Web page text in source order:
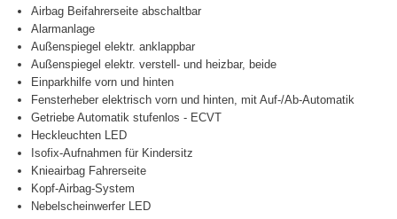
Airbag Beifahrerseite abschaltbar
Alarmanlage
Außenspiegel elektr. anklappbar
Außenspiegel elektr. verstell- und heizbar, beide
Einparkhilfe vorn und hinten
Fensterheber elektrisch vorn und hinten, mit Auf-/Ab-Automatik
Getriebe Automatik stufenlos - ECVT
Heckleuchten LED
Isofix-Aufnahmen für Kindersitz
Knieairbag Fahrerseite
Kopf-Airbag-System
Nebelscheinwerfer LED